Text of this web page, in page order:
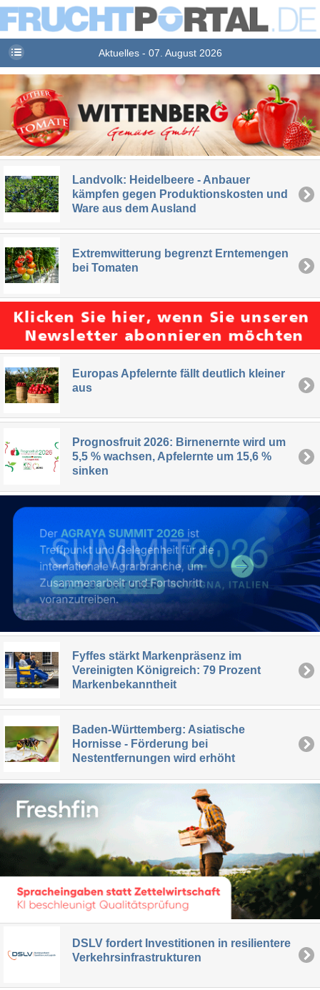
Aktuelles - 07. August 2026
Landvolk: Heidelbeere - Anbauer
kämpfen gegen Produktionskosten und
Ware aus dem Ausland
Extremwitterung begrenzt Erntemengen
bei Tomaten
Europas Apfelernte fällt deutlich kleiner
aus
Prognosfruit 2026: Birnenernte wird um
5,5 % wachsen, Apfelernte um 15,6 %
sinken
Fyffes stärkt Markenpräsenz im
Vereinigten Königreich: 79 Prozent
Markenbekanntheit
Baden-Württemberg: Asiatische
Hornisse - Förderung bei
Nestentfernungen wird erhöht
DSLV fordert Investitionen in resilientere
Verkehrsinfrastrukturen